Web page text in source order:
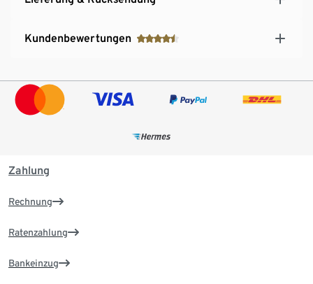
Kundenbewertungen
Zahlung
Rechnung
Ratenzahlung
Bankeinzug